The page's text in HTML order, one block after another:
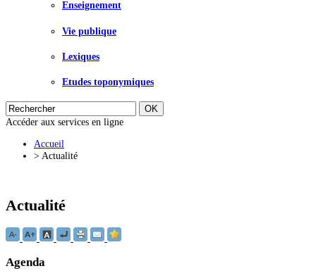
Enseignement
Vie publique
Lexiques
Etudes toponymiques
Accéder aux services en ligne
Accueil
>Actualité
Actualité
Agenda